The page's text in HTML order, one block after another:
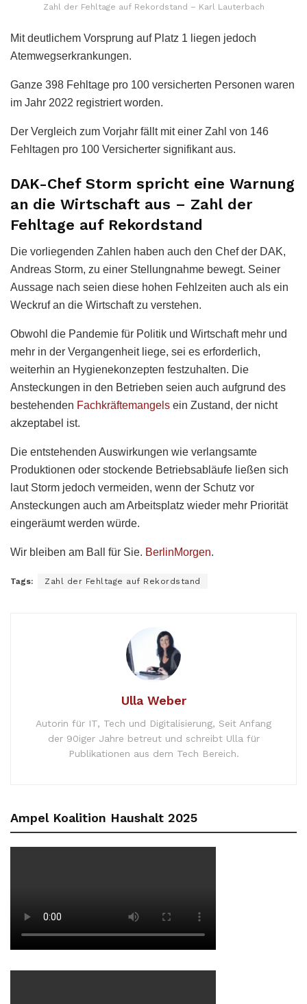
Zahl der Fehltage auf Rekordstand – Karl Lauterbach
Mit deutlichem Vorsprung auf Platz 1 liegen jedoch
Atemwegserkrankungen.
Ganze 398 Fehltage pro 100 versicherten Personen waren
im Jahr 2022 registriert worden.
Der Vergleich zum Vorjahr fällt mit einer Zahl von 146
Fehltagen pro 100 Versicherter signifikant aus.
DAK-Chef Storm spricht eine Warnung
an die Wirtschaft aus – Zahl der
Fehltage auf Rekordstand
Die vorliegenden Zahlen haben auch den Chef der DAK,
Andreas Storm, zu einer Stellungnahme bewegt. Seiner
Aussage nach seien diese hohen Fehlzeiten auch als ein
Weckruf an die Wirtschaft zu verstehen.
Obwohl die Pandemie für Politik und Wirtschaft mehr und
mehr in der Vergangenheit liege, sei es erforderlich,
weiterhin an Hygienekonzepten festzuhalten. Die
Ansteckungen in den Betrieben seien auch aufgrund des
bestehenden Fachkräftemangels ein Zustand, der nicht
akzeptabel ist.
Die entstehenden Auswirkungen wie verlangsamte
Produktionen oder stockende Betriebsabläufe ließen sich
laut Storm jedoch vermeiden, wenn der Schutz vor
Ansteckungen auch am Arbeitsplatz wieder mehr Priorität
eingeräumt werden würde.
Wir bleiben am Ball für Sie. BerlinMorgen.
Tags: Zahl der Fehltage auf Rekordstand
Ulla Weber
Autorin für IT, Tech und Digitalisierung, Seit Anfang
der 90iger Jahre betreut und schreibt Ulla für
Publikationen aus dem Tech Bereich.
Ampel Koalition Haushalt 2025